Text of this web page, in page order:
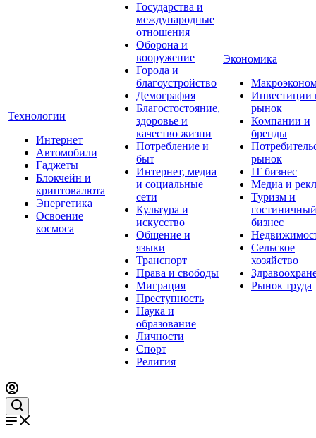
Технологии
Интернет
Автомобили
Гаджеты
Блокчейн и
криптовалюта
Энергетика
Освоение
космоса
Государства и
международные
отношения
Оборона и
вооружение
Города и
благоустройство
Демография
Благостостояние,
здоровье и
качество жизни
Потребление и
быт
Интернет, медиа
и социальные
сети
Культура и
искусство
Общение и
языки
Транспорт
Права и свободы
Миграция
Преступность
Наука и
образование
Личности
Спорт
Религия
Экономика
Инвестиции
рынок
Компании и
бренды
рынок
IT бизнес
Медиа и
Туризм и
гостиничный
бизнес
Сельское
хозяйство
Рынок труда